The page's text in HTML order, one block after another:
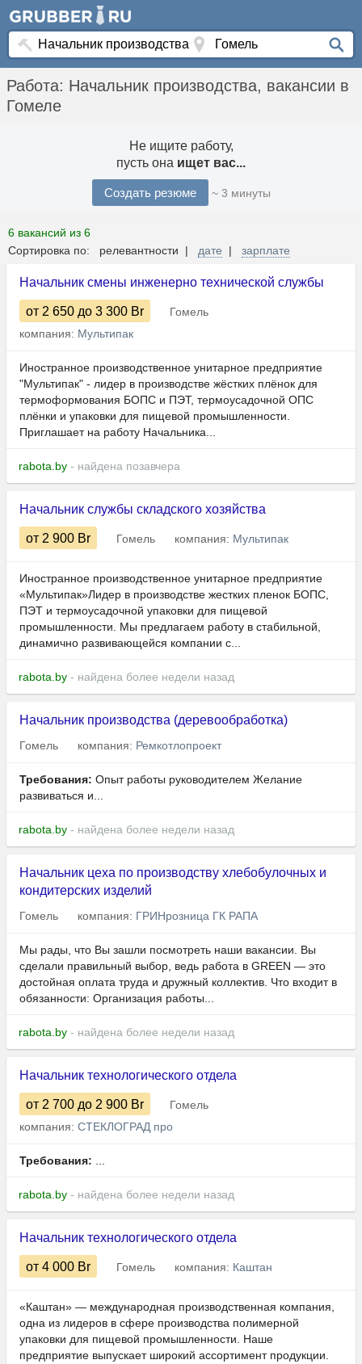
Работа: Начальник производства, вакансии в
Гомеле
Не ищите работу,
пусть она ищет вас...
Создать резюме ~ 3 минуты
6 вакансий из 6
Сортировка по: релевантности | дате | зарплате
Начальник смены инженерно технической службы
от 2 650 до 3 300 Br
Гомель
компания: Мультипак
Иностранное производственное унитарное предприятие
"Мультипак" - лидер в производстве жёстких плёнок для
термоформования БОПС и ПЭТ, термоусадочной ОПС
плёнки и упаковки для пищевой промышленности.
Приглашает на работу Начальника...
rabota.by - найдена позавчера
Начальник службы складского хозяйства
от 2 900 Br Гомель компания: Мультипак
Иностранное производственное унитарное предприятие
«Мультипак»Лидер в производстве жестких пленок БОПС,
ПЭТ и термоусадочной упаковки для пищевой
промышленности. Мы предлагаем работу в стабильной,
динамично развивающейся компании с...
rabota.by - найдена более недели назад
Начальник производства (деревообработка)
Гомель компания: Ремкотлопроект
Требования: Опыт работы руководителем Желание
развиваться и...
rabota.by - найдена более недели назад
Начальник цеха по производству хлебобулочных и
кондитерских изделий
Гомель компания: ГРИНрозница ГК РАПА
Мы рады, что Вы зашли посмотреть наши вакансии. Вы
сделали правильный выбор, ведь работа в GREEN — это
достойная оплата труда и дружный коллектив. Что входит в
обязанности: Организация работы...
rabota.by - найдена более недели назад
Начальник технологического отдела
от 2 700 до 2 900 Br
Гомель
компания: СТЕКЛОГРАД про
Требования: ...
rabota.by - найдена более недели назад
Начальник технологического отдела
от 4 000 Br Гомель компания: Каштан
«Каштан» — международная производственная компания,
одна из лидеров в сфере производства полимерной
упаковки для пищевой промышленности. Наше
предприятие выпускает широкий ассортимент продукции.